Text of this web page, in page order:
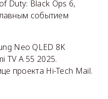
Duty: Black Ops 6,
событием
Neo QLED 8K
TV A 55 2025.
проекта Hi-Tech Mail.